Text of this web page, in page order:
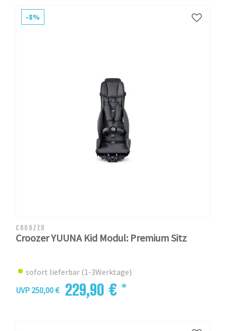
-8%
CROOZER
Croozer YUUNA Kid Modul: Premium Sitz
sofort lieferbar (1-3Werktage)
UVP 250,00 € 229,90 € *